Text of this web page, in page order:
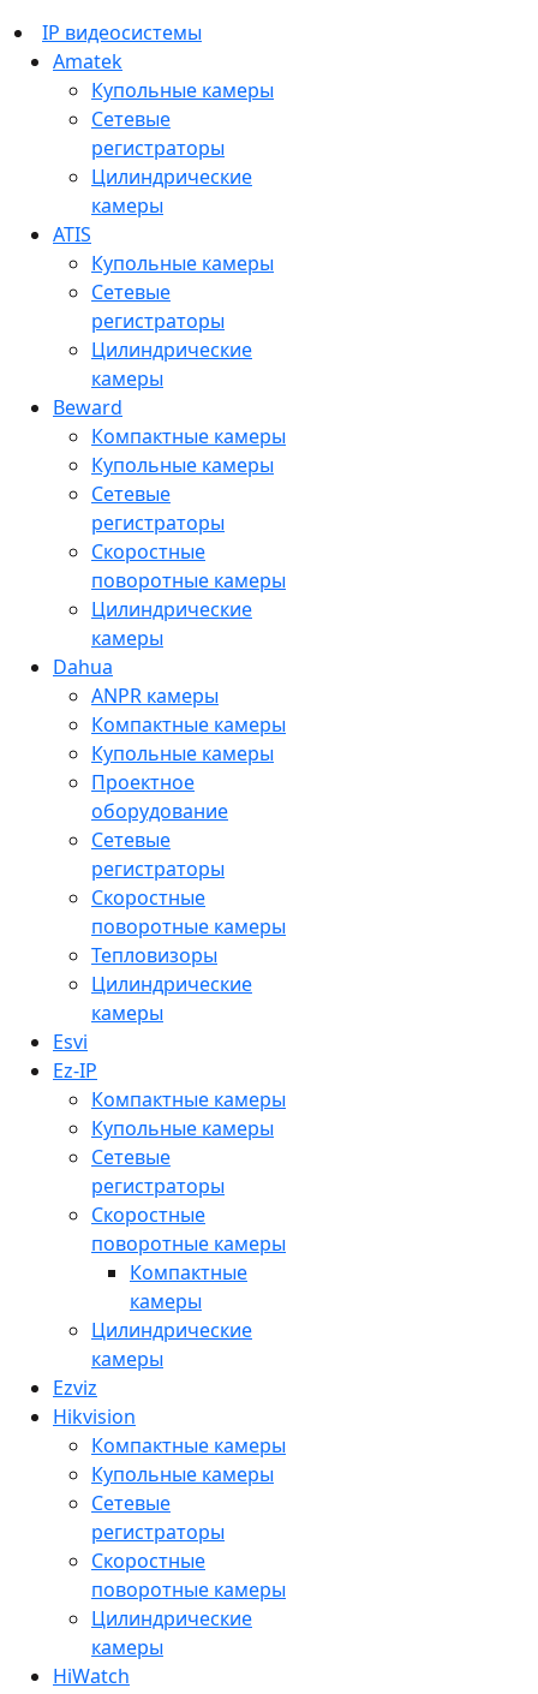
IP видеосистемы
Amatek
Купольные камеры
Сетевые
регистраторы
Цилиндрические
камеры
ATIS
Купольные камеры
Сетевые
регистраторы
Цилиндрические
камеры
Beward
Компактные камеры
Купольные камеры
Сетевые
регистраторы
Скоростные
поворотные камеры
Цилиндрические
камеры
Dahua
ANPR камеры
Компактные камеры
Купольные камеры
Проектное
оборудование
Сетевые
регистраторы
Скоростные
поворотные камеры
Тепловизоры
Цилиндрические
камеры
Esvi
Ez-IP
Компактные камеры
Купольные камеры
Сетевые
регистраторы
Скоростные
поворотные камеры
Компактные
камеры
Цилиндрические
камеры
Ezviz
Hikvision
Компактные камеры
Купольные камеры
Сетевые
регистраторы
Скоростные
поворотные камеры
Цилиндрические
камеры
HiWatch